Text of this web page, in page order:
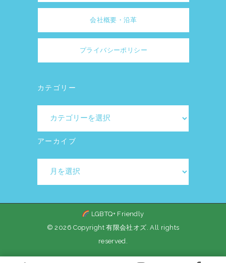
会社概要・沿革
プライバシーポリシー
カテゴリー
アーカイブ
イ
LGBTQ+ Friendly
© 2026 Copyright 有限会社オズ. All rights
reserved.